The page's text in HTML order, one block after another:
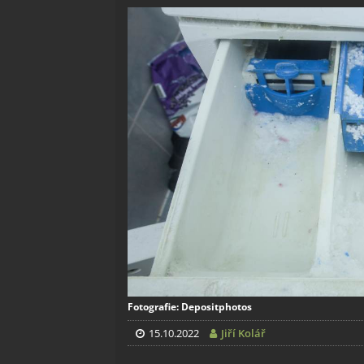
Fotografie: Depositphotos
15.10.2022 Jiří Kolář